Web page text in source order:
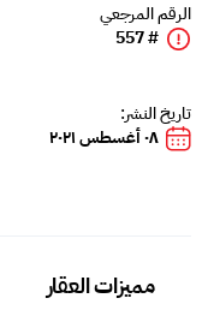
الرقم المرجعي
# 557
تاريخ النشر:
٠٨ أغسطس ٢٠٢١
مميزات العقار